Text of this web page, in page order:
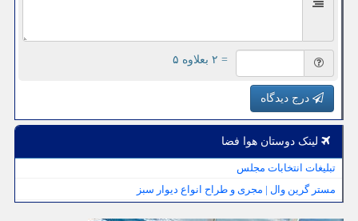
= ۲ بعلاوه ۵
درج دیدگاه
لینک دوستان هوا فضا
تبلیغات انتخابات مجلس
مستر گرین وال | مجری و طراح انواع دیوار سبز